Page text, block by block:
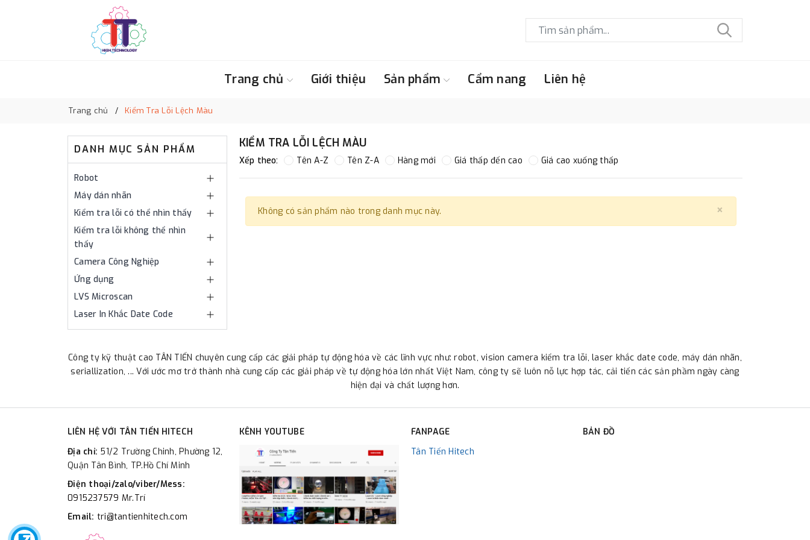
Trang chủ Giới thiệu Sản phẩm Cẩm nang Liên hệ
Trang chủ Kiểm Tra Lỗi Lệch Màu
DANH MỤC SẢN PHẨM
Robot
Máy dán nhãn
Kiểm tra lỗi có thể nhìn thấy
Kiểm tra lỗi không thể nhìn
thấy
Camera Công Nghiệp
Ứng dụng
LVS Microscan
Laser In Khắc Date Code
KIỂM TRA LỖI LỆCH MÀU
Xếp theo: Tên A-Z Tên Z-A Hàng mới Giá thấp đến cao Giá cao xuống thấp
×
Không có sản phẩm nào trong danh mục này.
Công ty kỹ thuật cao TÂN TIẾN chuyên cung cấp các giải pháp tự động hóa về các lĩnh vực như: robot, vision camera kiểm tra lỗi, laser khắc date code, máy dán nhãn,
seriallization, ... Với ước mơ trở thành nhà cung cấp các giải pháp về tự động hóa lớn nhất Việt Nam, công ty sẽ luôn nỗ lực hợp tác, cải tiến các sản phầm ngày càng
hiện đại và chất lượng hơn.
LIÊN HỆ VỚI TÂN TIẾN HITECH
Địa chỉ: 51/2 Trường Chinh, Phường 12,
Quận Tân Bình, TP.Hồ Chí Minh
Điện thoại/zalo/viber/Mess:
0915237579 Mr.Trí
Email: tri@tantienhitech.com
KÊNH YOUTUBE
FANPAGE
Tân Tiến Hitech
BẢN ĐỒ